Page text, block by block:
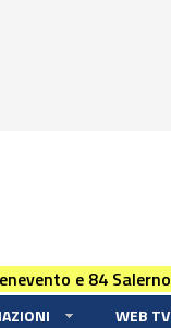
e 84 Salerno
WEB TV